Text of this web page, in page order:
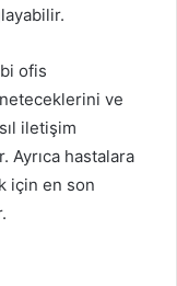
ofis
ve
iletişim
Ayrıca hastalara
için en son